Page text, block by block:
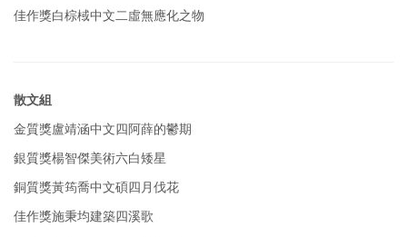
佳作獎白棕棫中文二虛無應化之物
散文組
金質獎盧靖涵中文四阿薛的鬱期
銀質獎楊智傑美術六白矮星
銅質獎黃筠喬中文碩四月伐花
佳作獎施秉均建築四溪歌